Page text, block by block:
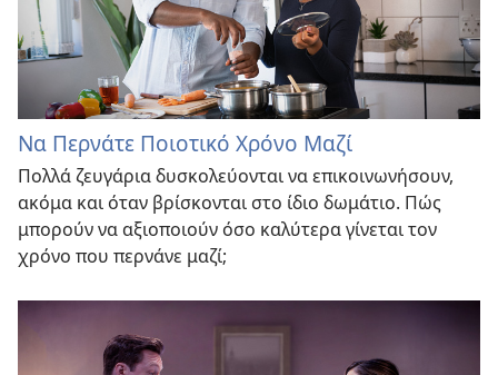
Να Περνάτε Ποιοτικό Χρόνο Μαζί
Πολλά ζευγάρια δυσκολεύονται να επικοινωνήσουν,
ακόμα και όταν βρίσκονται στο ίδιο δωμάτιο. Πώς
μπορούν να αξιοποιούν όσο καλύτερα γίνεται τον
χρόνο που περνάνε μαζί;